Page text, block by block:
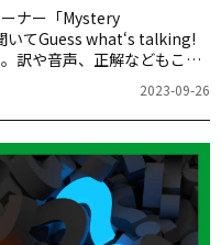
ナー「Mystery
いてGuess what‘s talking!
訳や音声、正解などもこち
2023-09-26